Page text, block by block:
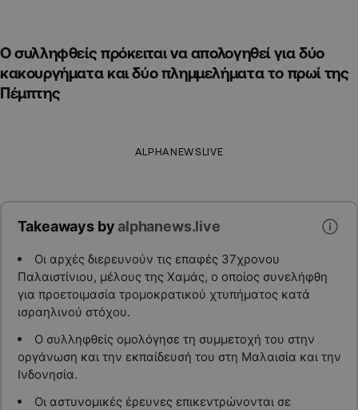
Ο συλληφθείς πρόκειται να απολογηθεί για δύο
κακουργήματα και δύο πλημμελήματα το πρωί της
Πέμπτης
ALPHANEWSLIVE
Takeaways byalphanews.live
Οι αρχές διερευνούν τις επαφές 37χρονου
Παλαιστίνιου, μέλους της Χαμάς, ο οποίος συνελήφθη
για προετοιμασία τρομοκρατικού χτυπήματος κατά
ισραηλινού στόχου.
Ο συλληφθείς ομολόγησε τη συμμετοχή του στην
οργάνωση και την εκπαίδευσή του στη Μαλαισία και την
Ινδονησία.
Οι αστυνομικές έρευνες επικεντρώνονται σε